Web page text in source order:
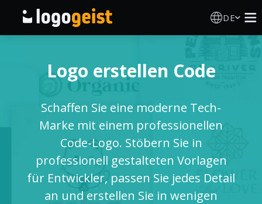
DE
KI Logo Generator
Logo Ideen
Druckprodukte
Über
Logo erstellen Code
Schaffen Sie eine moderne Tech-
Marke mit einem professionellen
Code-Logo. Stöbern Sie in
professionell gestalteten Vorlagen
für Entwickler, passen Sie jedes Detail
an und erstellen Sie in wenigen